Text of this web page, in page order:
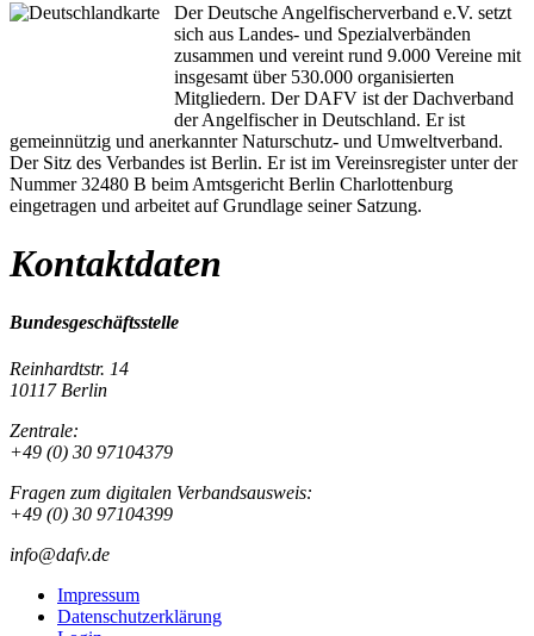
Der Deutsche Angelfischerverband e.V. setzt
sich aus Landes- und Spezialverbänden
zusammen und vereint rund 9.000 Vereine mit
insgesamt über 530.000 organisierten
Mitgliedern. Der DAFV ist der Dachverband
der Angelfischer in Deutschland. Er ist
gemeinnützig und anerkannter Naturschutz- und Umweltverband.
Der Sitz des Verbandes ist Berlin. Er ist im Vereinsregister unter der
Nummer 32480 B beim Amtsgericht Berlin Charlottenburg
eingetragen und arbeitet auf Grundlage seiner Satzung.
Kontaktdaten
Bundesgeschäftsstelle
Reinhardtstr. 14
10117 Berlin
Zentrale:
+49 (0) 30 97104379
Fragen zum digitalen Verbandsausweis:
+49 (0) 30 97104399
info@dafv.de
Impressum
Datenschutzerklärung